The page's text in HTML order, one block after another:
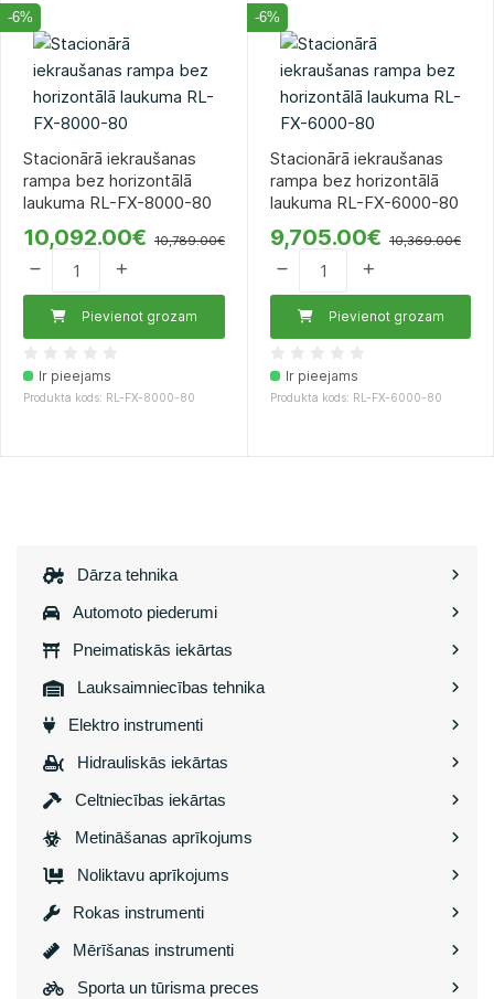
Dārza tehnika
Automoto piederumi
Pneimatiskās iekārtas
Lauksaimniecības tehnika
Elektro instrumenti
Hidrauliskās iekārtas
Celtniecības iekārtas
Metināšanas aprīkojums
Noliktavu aprīkojums
Rokas instrumenti
Mērīšanas instrumenti
Sporta un tūrisma preces
-6%
Stacionārā iekraušanas
rampa bez horizontālā
laukuma RL-FX-8000-80
10,092.00€ 10,789.00€
Pievienot grozam
Ir pieejams
Produkta kods: RL-FX-8000-80
-6%
Stacionārā iekraušanas
rampa bez horizontālā
laukuma RL-FX-6000-80
9,705.00€ 10,369.00€
Pievienot grozam
Ir pieejams
Produkta kods: RL-FX-6000-80